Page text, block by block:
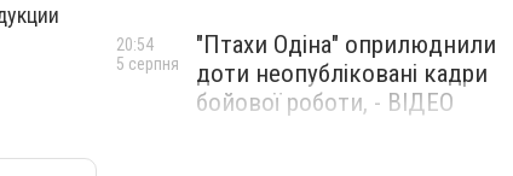
"Птахи Одіна" оприлюднили
доти неопубліковані кадри
бойової роботи, - ВІДЕО
20:54
5 серпня